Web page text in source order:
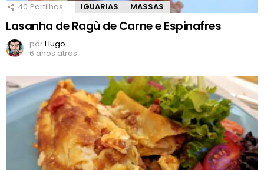
40 Partilhas IGUARIAS MASSAS
Lasanha de Ragù de Carne e Espinafres
porHugo
6 anos atrás